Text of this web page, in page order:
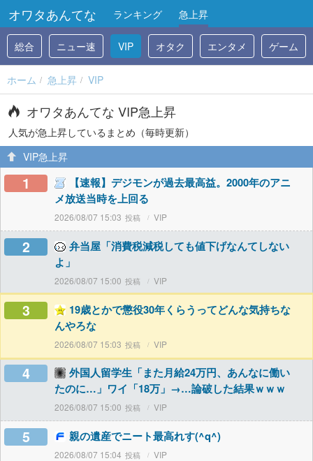
オワタあんてな ランキング 急上昇
総合 ニュー速 VIP オタク エンタメ ゲーム
ホーム 急上昇 VIP
オワタあんてな VIP急上昇
人気が急上昇しているまとめ（毎時更新）
VIP急上昇
1
【速報】デジモンが過去最高益。2000年のアニ
メ放送当時を上回る
2026/08/07 15:03 VIP
2
弁当屋「消費税減税しても値下げなんてしない
よ」
2026/08/07 15:00 VIP
3
19歳とかで懲役30年くらうってどんな気持ちな
んやろな
2026/08/07 15:03 VIP
4
外国人留学生「また月給24万円、あんなに働い
たのに…」ワイ「18万」→…論破した結果ｗｗｗ
2026/08/07 15:00 VIP
5 親の遺産でニート最高れす(^q^)
2026/08/07 15:04 VIP